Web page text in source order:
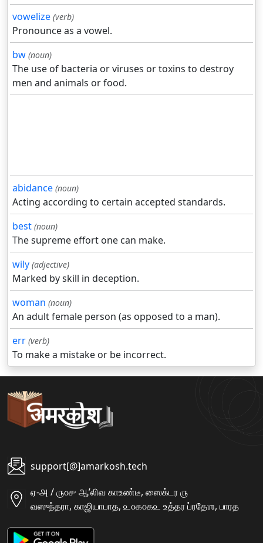
vowelize (verb)
Pronounce as a vowel.
bw (noun)
The use of bacteria or viruses or toxins to destroy
men and animals or food.
abidance (noun)
Acting according to certain accepted standards.
best (noun)
The supreme effort one can make.
wily (adjective)
Marked by skill in deception.
woman (noun)
An adult female person (as opposed to a man).
err (verb)
To make a mistake or be incorrect.
support[@]amarkosh.tech
ஏ-௮ / ௫௦௪ ஆʼலிவ காஉண்டீ, ஸைக்டர ௫
வஸுந்தரா, காஜியாபாத, ௨௦௧௦௧௨ உத்தர ப்ரதேஶ, பாரத